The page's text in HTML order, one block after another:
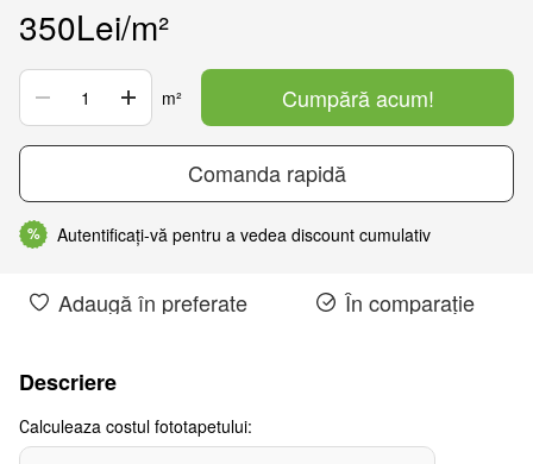
350Lei/m²
m² Cumpără acum!
Comanda rapidă
% Autentificați-vă pentru a vedea discount cumulativ
Adaugă în preferate În comparație
Descriere
Сalculeaza costul fototapetului: